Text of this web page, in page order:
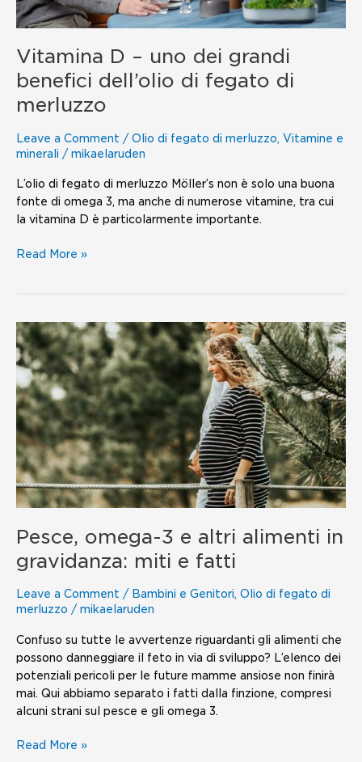
Vitamina D – uno dei grandi
benefici dell’olio di fegato di
merluzzo
Leave a Comment / Olio di fegato di merluzzo, Vitamine e
minerali / mikaelaruden
L’olio di fegato di merluzzo Möller’s non è solo una buona
fonte di omega 3, ma anche di numerose vitamine, tra cui
la vitamina D è particolarmente importante.
fegato
di
merluzzo
Read More »
Pesce, omega-3 e altri alimenti in
gravidanza: miti e fatti
Leave a Comment / Bambini e Genitori, Olio di fegato di
merluzzo / mikaelaruden
Confuso su tutte le avvertenze riguardanti gli alimenti che
possono danneggiare il feto in via di sviluppo? L’elenco dei
potenziali pericoli per le future mamme ansiose non finirà
mai. Qui abbiamo separato i fatti dalla finzione, compresi
alcuni strani sul pesce e gli omega 3.
Pesce,
omega-
3
e
altri
alimenti
in
gravidanza:
miti
e
fatti
Read More »